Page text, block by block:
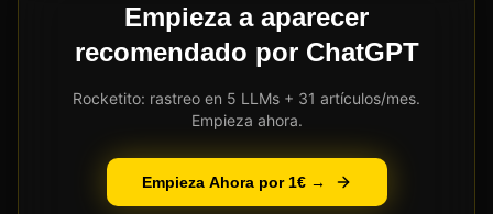
Empieza a aparecer
recomendado por ChatGPT
Rocketito: rastreo en 5 LLMs + 31 artículos/mes.
Empieza ahora.
Empieza Ahora por 1€ →